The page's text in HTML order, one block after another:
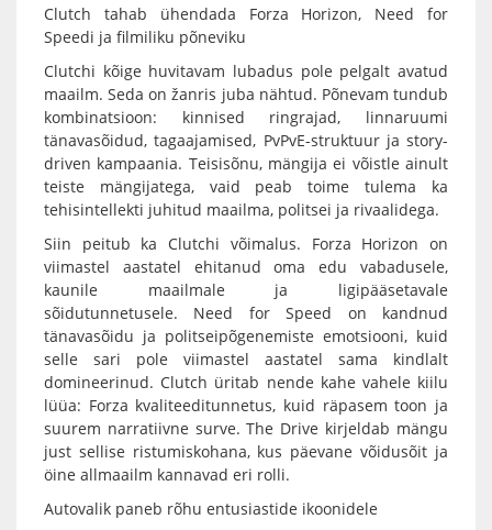
Clutch tahab ühendada Forza Horizon, Need for
Speedi ja filmiliku põneviku
Clutchi kõige huvitavam lubadus pole pelgalt avatud
maailm. Seda on žanris juba nähtud. Põnevam tundub
kombinatsioon: kinnised ringrajad, linnaruumi
tänavasõidud, tagaajamised, PvPvE-struktuur ja story-
driven kampaania. Teisisõnu, mängija ei võistle ainult
teiste mängijatega, vaid peab toime tulema ka
tehisintellekti juhitud maailma, politsei ja rivaalidega.
Siin peitub ka Clutchi võimalus. Forza Horizon on
viimastel aastatel ehitanud oma edu vabadusele,
kaunile maailmale ja ligipääsetavale
sõidutunnetusele. Need for Speed on kandnud
tänavasõidu ja politseipõgenemiste emotsiooni, kuid
selle sari pole viimastel aastatel sama kindlalt
domineerinud. Clutch üritab nende kahe vahele kiilu
lüüa: Forza kvaliteeditunnetus, kuid räpasem toon ja
suurem narratiivne surve. The Drive kirjeldab mängu
just sellise ristumiskohana, kus päevane võidusõit ja
öine allmaailm kannavad eri rolli.
Autovalik paneb rõhu entusiastide ikoonidele